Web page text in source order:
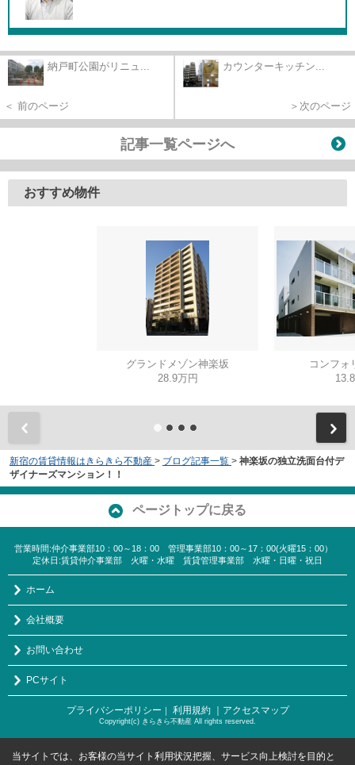
納戸町公園がリニュ...
＜ 前のページ
カウンターキッチン...
＞次のページ
記事一覧ページへ
おすすめ物件
グランドメゾン神楽坂
28.9万円
コンフォ
新宿の賃貸情報はきらきら不動産 > ブログ記事一覧 > 神楽坂の独立洗面台付デ
ザイナーズマンション！！
ページトップに戻る
営業時間:仲介事業部10：00～18：00 管理事業部10：00～17：00(火曜15：00）
定休日:賃貸仲介事業部 火曜・水曜 賃貸管理事業部 水曜・日曜・祝日
ホーム
会社概要
お問い合わせ
PCサイト
プライバシーポリシー ｜ 利用規約 ｜アクセスマップ
Copyright(c) きらきら不動産 All rights reserved.
当サイトでは、お客様の当サイト利用状況把握、サービス向上検討を目的と